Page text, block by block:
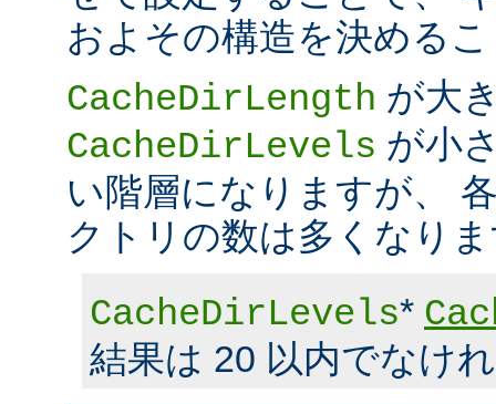
およその構造を決める
CacheDirLength が大
CacheDirLevels が小
い階層になりますが、
クトリの数は多くなり
CacheDirLevels*
結果は 20 以内でなけ